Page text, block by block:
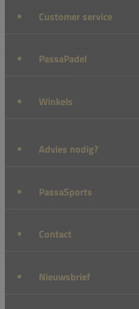
Customer service
PassaPadel
Winkels
Advies nodig?
PassaSports
Contact
Nieuwsbrief